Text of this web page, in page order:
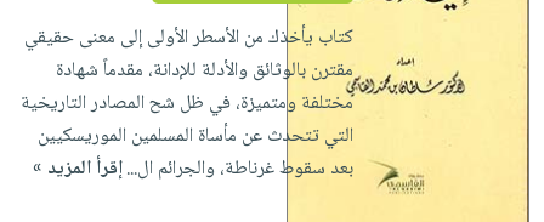
كتاب يأخذك من الأسطر الأولى إلى معنى حقيقي
مقترن بالوثائق والأدلة للإدانة، مقدماً شهادة
مختلفة ومتميزة، في ظل شح المصادر التاريخية
التي تتحدث عن مأساة المسلمين الموريسكيين
بعد سقوط غرناطة، والجرائم ال...إقرأ المزيد »